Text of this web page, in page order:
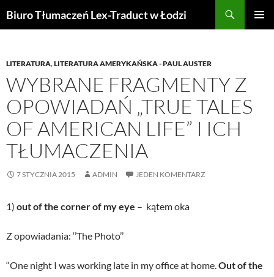
doBiuro Tłumaczeń Lex-Traduct w Łodzi
LITERATURA,LITERATURA AMERYKAŃSKA - PAUL AUSTER
WYBRANE FRAGMENTY Z
OPOWIADAŃ „TRUE TALES
OF AMERICAN LIFE” I ICH
TŁUMACZENIA
7 STYCZNIA 2015 ADMIN JEDEN KOMENTARZ
1) out of the corner of my eye – kątem oka
Z opowiadania: ‘’The Photo’’
“One night I was working late in my office at home.Out of the